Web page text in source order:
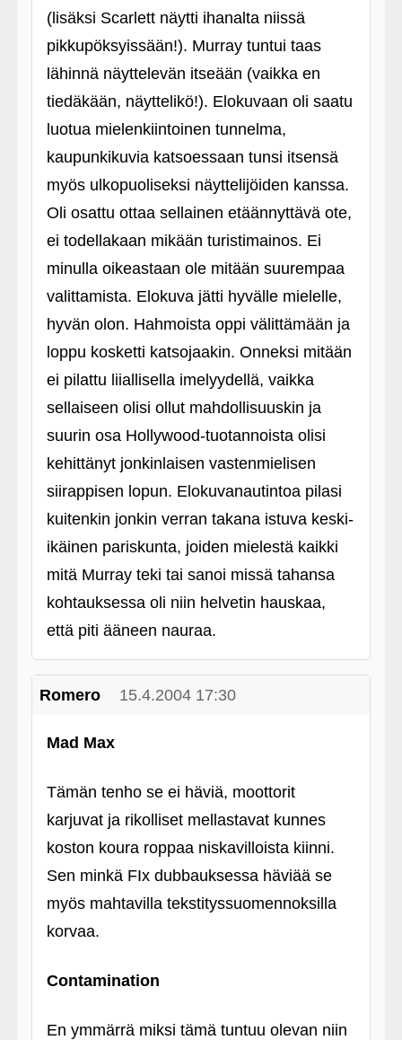
(lisäksi Scarlett näytti ihanalta niissä
pikkupöksyissään!). Murray tuntui taas
lähinnä näyttelevän itseään (vaikka en
tiedäkään, näyttelikö!). Elokuvaan oli saatu
luotua mielenkiintoinen tunnelma,
kaupunkikuvia katsoessaan tunsi itsensä
myös ulkopuoliseksi näyttelijöiden kanssa.
Oli osattu ottaa sellainen etäännyttävä ote,
ei todellakaan mikään turistimainos. Ei
minulla oikeastaan ole mitään suurempaa
valittamista. Elokuva jätti hyvälle mielelle,
hyvän olon. Hahmoista oppi välittämään ja
loppu kosketti katsojaakin. Onneksi mitään
ei pilattu liiallisella imelyydellä, vaikka
sellaiseen olisi ollut mahdollisuuskin ja
suurin osa Hollywood-tuotannoista olisi
kehittänyt jonkinlaisen vastenmielisen
siirappisen lopun. Elokuvanautintoa pilasi
kuitenkin jonkin verran takana istuva keski-
ikäinen pariskunta, joiden mielestä kaikki
mitä Murray teki tai sanoi missä tahansa
kohtauksessa oli niin helvetin hauskaa,
että piti ääneen nauraa.
Romero 15.4.2004 17:30
Mad Max
Tämän tenho se ei häviä, moottorit
karjuvat ja rikolliset mellastavat kunnes
koston koura roppaa niskavilloista kiinni.
Sen minkä FIx dubbauksessa häviää se
myös mahtavilla tekstityssuomennoksilla
korvaa.
Contamination
En ymmärrä miksi tämä tuntuu olevan niin